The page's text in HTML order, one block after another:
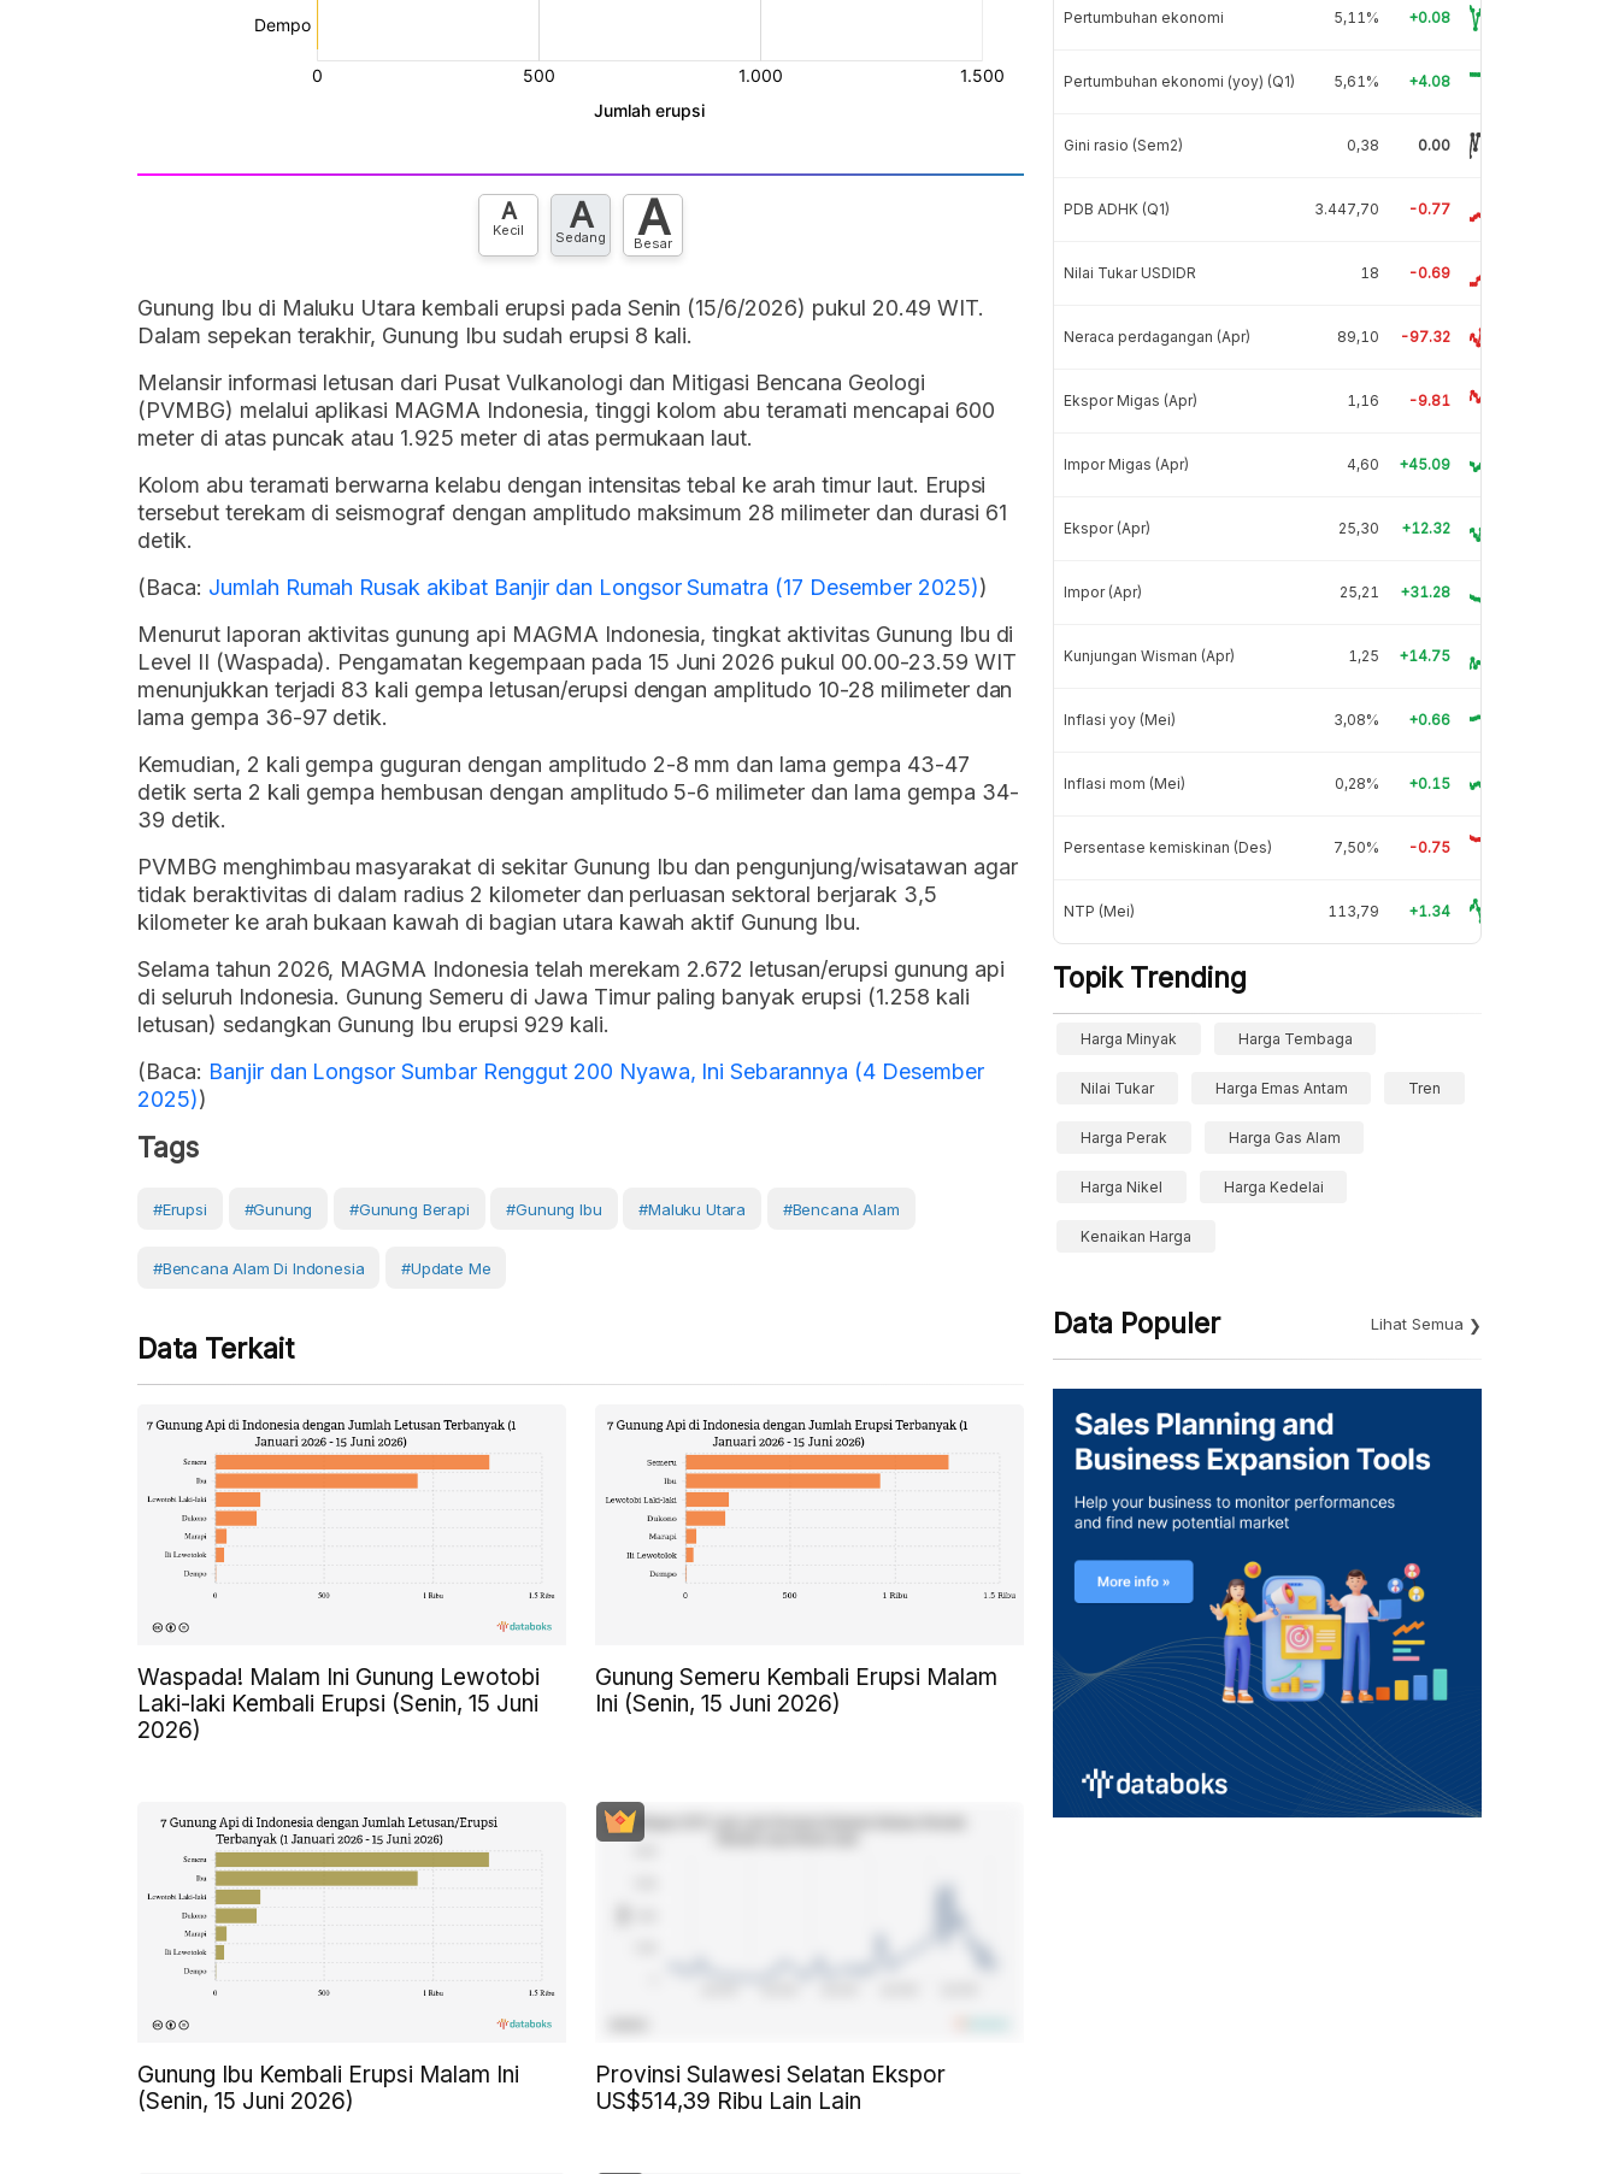
A
Kecil A
Sedang A
Besar
Gunung Ibu di Maluku Utara kembali erupsi pada Senin (15/6/2026) pukul 20.49 WIT.
Dalam sepekan terakhir, Gunung Ibu sudah erupsi 8 kali.
Melansir informasi letusan dari Pusat Vulkanologi dan Mitigasi Bencana Geologi
(PVMBG) melalui aplikasi MAGMA Indonesia, tinggi kolom abu teramati mencapai 600
meter di atas puncak atau 1.925 meter di atas permukaan laut.
Kolom abu teramati berwarna kelabu dengan intensitas tebal ke arah timur laut. Erupsi
tersebut terekam di seismograf dengan amplitudo maksimum 28 milimeter dan durasi 61
detik.
(Baca: Jumlah Rumah Rusak akibat Banjir dan Longsor Sumatra (17 Desember 2025))
Menurut laporan aktivitas gunung api MAGMA Indonesia, tingkat aktivitas Gunung Ibu di
Level II (Waspada). Pengamatan kegempaan pada 15 Juni 2026 pukul 00.00-23.59 WIT
menunjukkan terjadi 83 kali gempa letusan/erupsi dengan amplitudo 10-28 milimeter dan
lama gempa 36-97 detik.
Kemudian, 2 kali gempa guguran dengan amplitudo 2-8 mm dan lama gempa 43-47
detik serta 2 kali gempa hembusan dengan amplitudo 5-6 milimeter dan lama gempa 34-
39 detik.
PVMBG menghimbau masyarakat di sekitar Gunung Ibu dan pengunjung/wisatawan agar
tidak beraktivitas di dalam radius 2 kilometer dan perluasan sektoral berjarak 3,5
kilometer ke arah bukaan kawah di bagian utara kawah aktif Gunung Ibu.
Selama tahun 2026, MAGMA Indonesia telah merekam 2.672 letusan/erupsi gunung api
di seluruh Indonesia. Gunung Semeru di Jawa Timur paling banyak erupsi (1.258 kali
letusan) sedangkan Gunung Ibu erupsi 929 kali.
(Baca: Banjir dan Longsor Sumbar Renggut 200 Nyawa, Ini Sebarannya (4 Desember
2025))
Tags
#erupsi #Gunung #gunung Berapi #Gunung Ibu #Maluku Utara #Bencana Alam
#Bencana Alam Di Indonesia #Update Me
Data Terkait
Waspada! Malam Ini Gunung Lewotobi
Laki-laki Kembali Erupsi (Senin, 15 Juni
2026)
Gunung Semeru Kembali Erupsi Malam
Ini (Senin, 15 Juni 2026)
Gunung Ibu Kembali Erupsi Malam Ini
(Senin, 15 Juni 2026)
Provinsi Sulawesi Selatan Ekspor
US$514,39 Ribu Lain Lain
Pertumbuhan ekonomi 5,11% +0.08
Pertumbuhan ekonomi (yoy) (Q1) 5,61% +4.08
Gini rasio (Sem2) 0,38 0.00
PDB ADHK (Q1) 3.447,70 -0.77
Nilai Tukar USDIDR 18 -0.69
Neraca perdagangan (Apr) 89,10 -97.32
Ekspor Migas (Apr) 1,16 -9.81
Impor Migas (Apr) 4,60 +45.09
Ekspor (Apr) 25,30 +12.32
Impor (Apr) 25,21 +31.28
Kunjungan Wisman (Apr) 1,25 +14.75
Inflasi yoy (Mei) 3,08% +0.66
Inflasi mom (Mei) 0,28% +0.15
Persentase kemiskinan (Des) 7,50% -0.75
NTP (Mei) 113,79 +1.34
Topik Trending
Harga Minyak Harga Tembaga
Nilai Tukar Harga Emas Antam Tren
Harga Perak Harga Gas Alam
Harga Nikel Harga Kedelai
Kenaikan Harga
Data Populer Lihat Semua